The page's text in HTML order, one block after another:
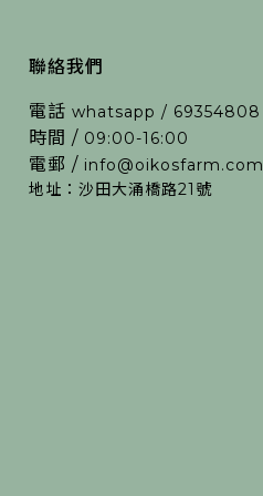
聯絡我們
電話 whatsapp / 69354808
時間 / 09:00-16:00
電郵 / info@oikosfarm.com
地址：沙田大涌橋路21號